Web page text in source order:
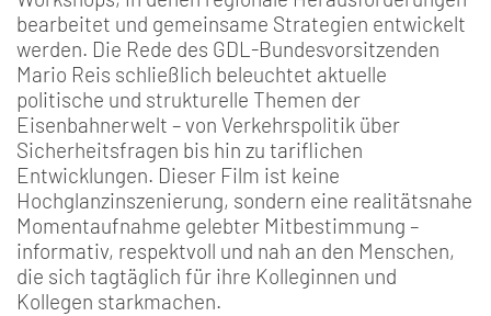
bearbeitet und gemeinsame Strategien entwickelt
werden. Die Rede des GDL-Bundesvorsitzenden
Mario Reis schließlich beleuchtet aktuelle
politische und strukturelle Themen der
Eisenbahnerwelt – von Verkehrspolitik über
Sicherheitsfragen bis hin zu tariflichen
Entwicklungen. Dieser Film ist keine
Hochglanzinszenierung, sondern eine realitätsnahe
Momentaufnahme gelebter Mitbestimmung –
informativ, respektvoll und nah an den Menschen,
die sich tagtäglich für ihre Kolleginnen und
Kollegen starkmachen.